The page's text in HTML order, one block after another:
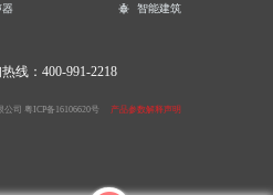
器
智能建筑
线：400-991-2218
公司 粤ICP备16106620号 产品参数解释声明